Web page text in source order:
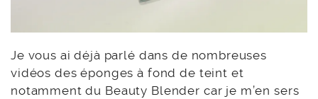
Je vous ai déjà parlé dans de nombreuses
vidéos des éponges à fond de teint et
notamment du Beauty Blender car je m’en sers